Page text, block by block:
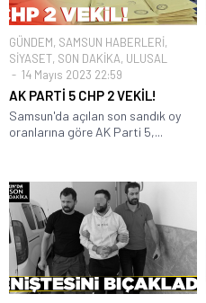
GÜNDEM, SAMSUN HABERLERİ,
SİYASET, SON DAKİKA, ULUSAL
14 Mayıs 2023 22:59
AK PARTİ 5 CHP 2 VEKİL!
Samsun'da açılan son sandık oy
oranlarına göre AK Parti 5,...